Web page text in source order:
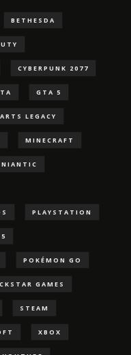
BETHESDA
CYBERPUNK 2077
GTA 5
LEGACY
MINECRAFT
NIANTIC
PLAYSTATION
POKÉMON GO
GAMES
STEAM
XBOX